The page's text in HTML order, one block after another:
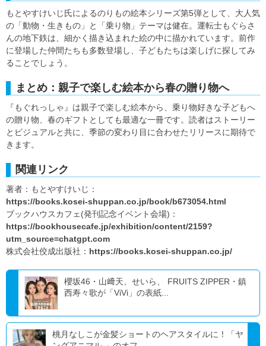
もとやすけいじ氏によるのりもの絵本シリーズ第5弾として、大人気
の「動物・生きもの」と「乗り物」テーマは健在。運転士もぐらさ
んの地下鉄は、細かく描き込まれた絵の中に描かれています。前作
に登場した仲間たちも多数登場し、子どもたちは楽しげに探してみ
ることでしょう。
まとめ：親子で楽しむ絵本から春の贈り物へ
『もぐれっしゃ』は親子で楽しむ絵本から、乗り物好きな子どもへ
の贈り物、春のギフトとしても最適な一冊です。読者はストーリー
とビジュアルと共に、季節の変わり目に合わせたリリースに期待で
きます。
関連リンク
著者：もとやすけいじ：
https://books.kosei-shuppan.co.jp/book/b673054.html
ブックハウスカフェ(発刊記念イベント会場)：
https://bookhousecafe.jp/exhibition/content/2159?
utm_source=chatgpt.com
株式会社佼成出版社： https://books.kosei-shuppan.co.jp/
櫻坂46・山﨑天、せいら、 FRUITS ZIPPER・鎮
西寿々歌が「ViVi」の表紙...
桃月なしこが金髪ショートのヘアスタイルに！「ヤ